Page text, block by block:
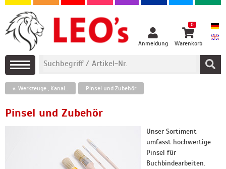
Anmeldung
0
Warenkorb
Werkzeuge , Kanalnuten und Perforierbänder Pinsel und Zubehör
Pinsel und Zubehör
Unser Sortiment
umfasst hochwertige
Pinsel für
Buchbindearbeiten.